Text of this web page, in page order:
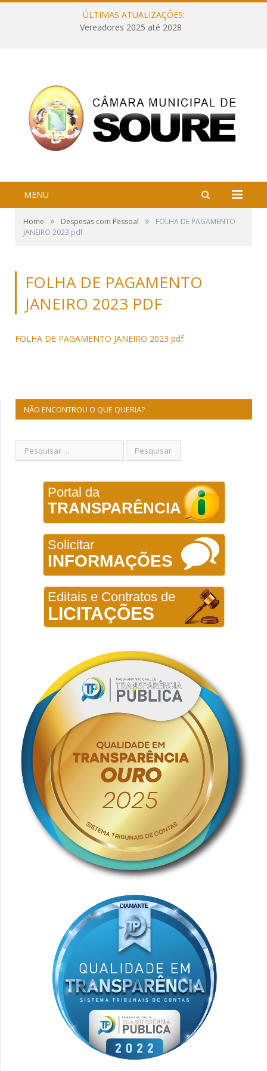
ÚLTIMAS ATUALIZAÇÕES:
Vereadores 2025 até 2028
MENU
Home » Despesas com Pessoal »
FOLHA DE PAGAMENTO
JANEIRO 2023 pdf
FOLHA DE PAGAMENTO
JANEIRO 2023 PDF
FOLHA DE PAGAMENTO JANEIRO 2023 pdf
NÃO ENCONTROU O QUE QUERIA?
Portal da
TRANSPARÊNCIA
Solicitar
INFORMAÇÕES
Editais e Contratos de
LICITAÇÕES